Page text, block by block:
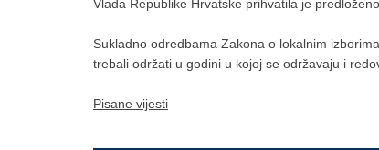
Vlada Republike Hrvatske prihvatila je
Sukladno odredbama Zakona o lokalnim
trebali održati u godini u kojoj se održavaju i
Pisane vijesti